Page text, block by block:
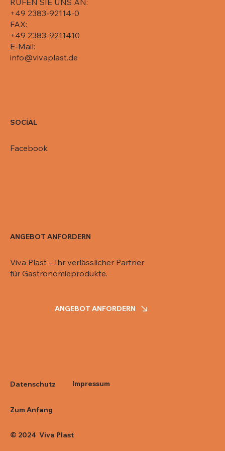
+49 2383-92114-0
FAX:
+49 2383-9211410
E-Mail:
info@vivaplast.de
SOCİAL
Facebook
ANGEBOT ANFORDERN
Viva Plast – Ihr verlässlicher Partner
für Gastronomieprodukte.
ANGEBOT ANFORDERN
Datenschutz
Zum Anfang
© 2024 Viva Plast
Impressum